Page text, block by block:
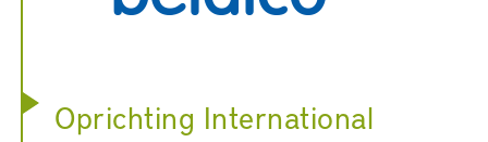
Oprichting International